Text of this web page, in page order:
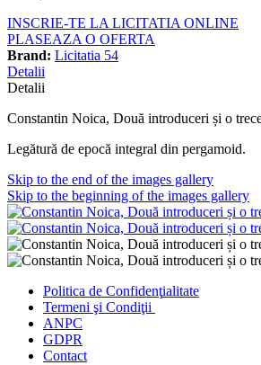
INSCRIE-TE LA LICITATIA ONLINE
PLASEAZA O OFERTA
Brand: Licitatia 54
Detalii
Detalii
Constantin Noica, Două introduceri și o
Legătură de epocă integral din pergamoid.
Skip to the end of the images gallery
Skip to the beginning of the images gallery
Politica de Confidenţialitate
Termeni şi Condiţii
ANPC
GDPR
Contact